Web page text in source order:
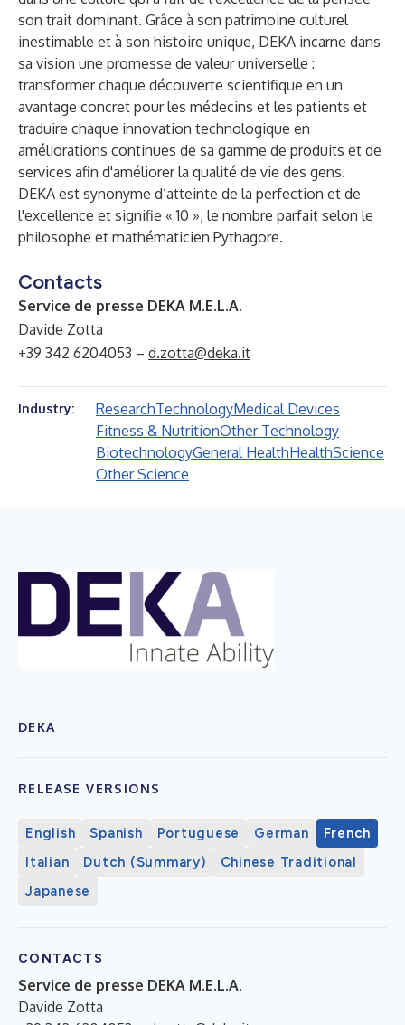
son trait dominant. Grâce à son patrimoine culturel
inestimable et à son histoire unique, DEKA incarne dans
sa vision une promesse de valeur universelle :
transformer chaque découverte scientifique en un
avantage concret pour les médecins et les patients et
traduire chaque innovation technologique en
améliorations continues de sa gamme de produits et de
services afin d'améliorer la qualité de vie des gens.
DEKA est synonyme d’atteinte de la perfection et de
l'excellence et signifie « 10 », le nombre parfait selon le
philosophe et mathématicien Pythagore.
Contacts
Service de presse DEKA M.E.L.A.
Davide Zotta
+39 342 6204053 – d.zotta@deka.it
Industry: ResearchTechnologyMedical Devices
Fitness & NutritionOther Technology
BiotechnologyGeneral HealthHealthScience
Other Science
DEKA
RELEASE VERSIONS
English Spanish Portuguese German
French
Italian
Dutch (Summary)
Chinese Traditional
Japanese
CONTACTS
Service de presse DEKA M.E.L.A.
Davide Zotta